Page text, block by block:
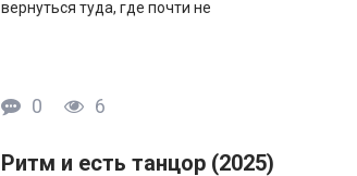
вернуться туда, где почти не
0 6
Ритм и есть танцор (2025)